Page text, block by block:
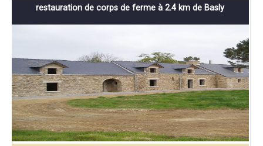
restauration de corps de ferme à 2.4 km de Basly